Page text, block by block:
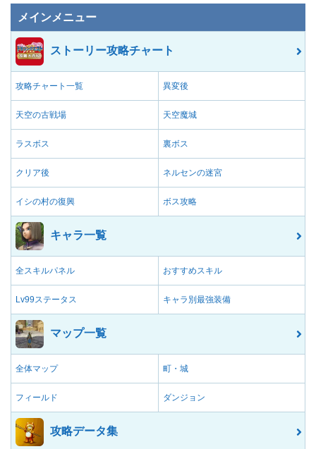
メインメニュー
ストーリー攻略チャート
攻略チャート一覧 異変後
天空の古戦場 天空魔城
ラスボス 裏ボス
クリア後 ネルセンの迷宮
イシの村の復興 ボス攻略
キャラ一覧
全スキルパネル おすすめスキル
Lv99ステータス キャラ別最強装備
マップ一覧
全体マップ 町・城
フィールド ダンジョン
攻略データ集